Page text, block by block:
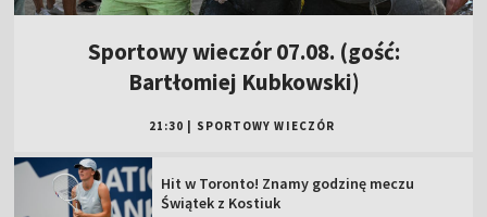
Sportowy wieczór 07.08. (gość:
Bartłomiej Kubkowski)
21:30 SPORTOWY WIECZÓR
Hit w Toronto! Znamy godzinę meczu
Świątek z Kostiuk